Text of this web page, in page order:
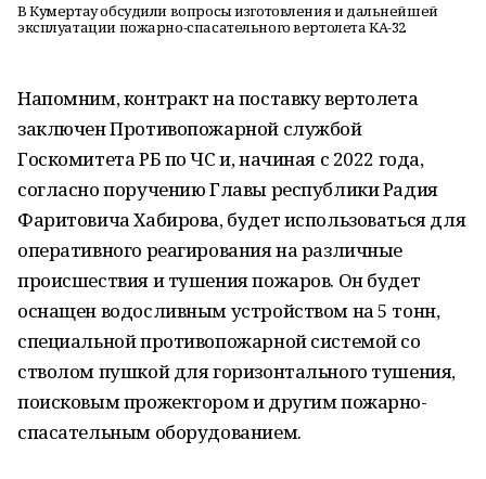
В Кумертау обсудили вопросы изготовления и дальнейшей
эксплуатации пожарно-спасательного вертолета КА-32
Напомним, контракт на поставку вертолета
заключен Противопожарной службой
Госкомитета РБ по ЧС и, начиная с 2022 года,
согласно поручению Главы республики Радия
Фаритовича Хабирова, будет использоваться для
оперативного реагирования на различные
происшествия и тушения пожаров. Он будет
оснащен водосливным устройством на 5 тонн,
специальной противопожарной системой со
стволом пушкой для горизонтального тушения,
поисковым прожектором и другим пожарно-
спасательным оборудованием.